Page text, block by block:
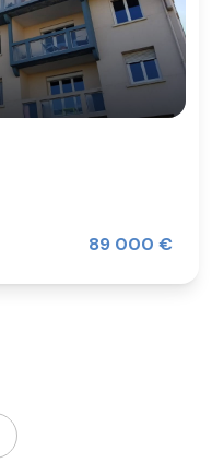
89 000 €